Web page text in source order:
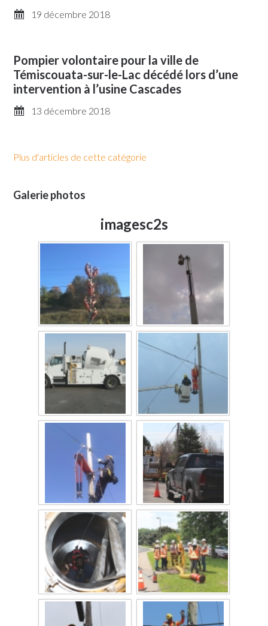
19 décembre 2018
Pompier volontaire pour la ville de
Témiscouata-sur-le-Lac décédé lors d’une
intervention à l’usine Cascades
13 décembre 2018
Plus d'articles de cette catégorie
Galerie photos
imagesc2s